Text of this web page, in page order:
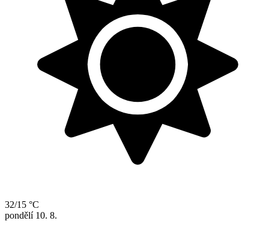
32/15 °C
pondělí 10. 8.